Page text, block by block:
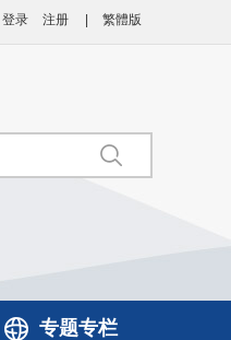
登录 注册 繁體版
专题专栏